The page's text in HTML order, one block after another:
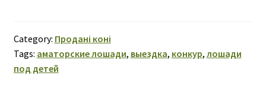
Category: Продані коні
Tags: аматорские лошади, выездка, конкур, лошади
под детей